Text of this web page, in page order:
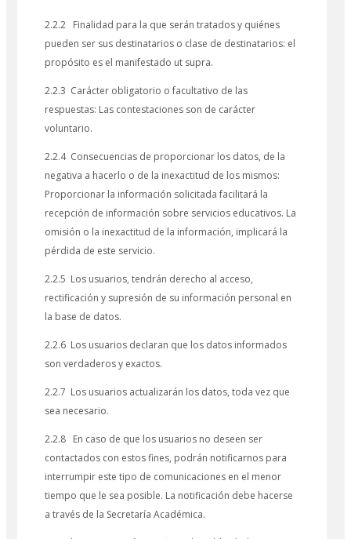
2.2.2 Finalidad para la que serán tratados y quiénes
pueden ser sus destinatarios o clase de destinatarios: el
propósito es el manifestado ut supra.
2.2.3 Carácter obligatorio o facultativo de las
respuestas: Las contestaciones son de carácter
voluntario.
2.2.4 Consecuencias de proporcionar los datos, de la
negativa a hacerlo o de la inexactitud de los mismos:
Proporcionar la información solicitada facilitará la
recepción de información sobre servicios educativos. La
omisión o la inexactitud de la información, implicará la
pérdida de este servicio.
2.2.5 Los usuarios, tendrán derecho al acceso,
rectificación y supresión de su información personal en
la base de datos.
2.2.6 Los usuarios declaran que los datos informados
son verdaderos y exactos.
2.2.7 Los usuarios actualizarán los datos, toda vez que
sea necesario.
2.2.8 En caso de que los usuarios no deseen ser
contactados con estos fines, podrán notificarnos para
interrumpir este tipo de comunicaciones en el menor
tiempo que le sea posible. La notificación debe hacerse
a través de la Secretaría Académica.